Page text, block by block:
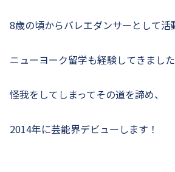
8歳の頃からバレエダンサーとして活
ニューヨーク留学も経験してきました
怪我をしてしまってその道を諦め、
2014年に芸能界デビューします！